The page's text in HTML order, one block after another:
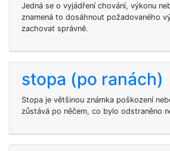
Jedná se o vyjádření chování, výkonu
znamená to dosáhnout požadovaného
zachovat správně.
stopa (po ranách)
Stopa je většinou známka poškození
zůstává po něčem, co bylo odstraněno